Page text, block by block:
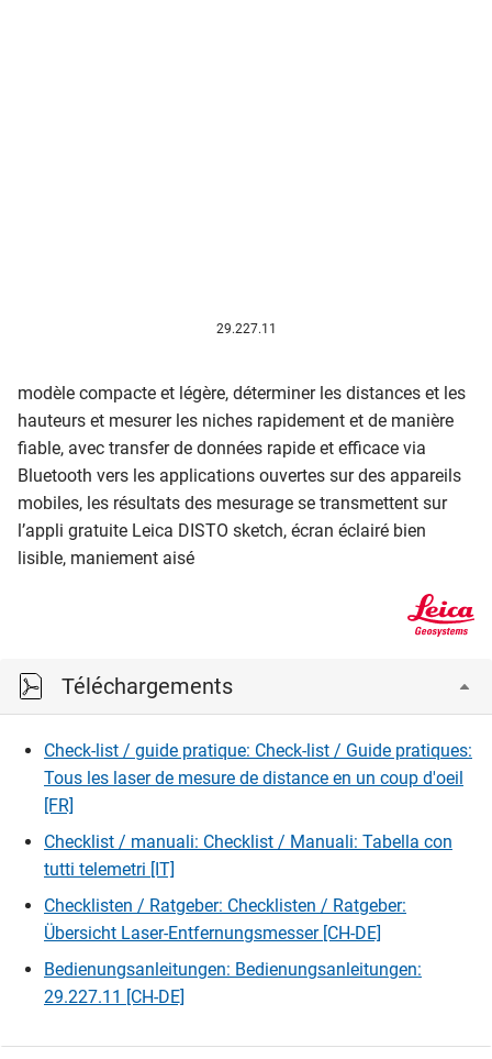
29.227.11
modèle compacte et légère, déterminer les distances et les
hauteurs et mesurer les niches rapidement et de manière
fiable, avec transfer de données rapide et efficace via
Bluetooth vers les applications ouvertes sur des appareils
mobiles, les résultats des mesurage se transmettent sur
l’appli gratuite Leica DISTO sketch, écran éclairé bien
lisible, maniement aisé
Téléchargements
Check-list / guide pratique: Check-list / Guide pratiques:
Tous les laser de mesure de distance en un coup d'oeil
[FR]
Checklist / manuali: Checklist / Manuali: Tabella con
tutti telemetri [IT]
Checklisten / Ratgeber: Checklisten / Ratgeber:
Übersicht Laser-Entfernungsmesser [CH-DE]
Bedienungsanleitungen: Bedienungsanleitungen:
29.227.11 [CH-DE]